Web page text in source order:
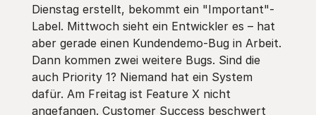
Dienstag erstellt, bekommt ein "Important"-
Label. Mittwoch sieht ein Entwickler es – hat
aber gerade einen Kundendemo-Bug in Arbeit.
Dann kommen zwei weitere Bugs. Sind die
auch Priority 1? Niemand hat ein System
dafür. Am Freitag ist Feature X nicht
angefangen. Customer Success beschwert